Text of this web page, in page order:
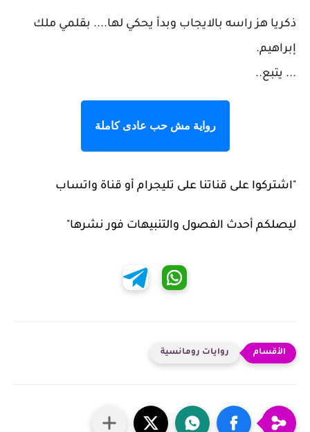
ذكريا هز راسه بالايجاب وبدأ يحكي لها.... بقلمي ملك
إبراهيم.
... يتبع..
رواية مش حب عادى كاملة
"اشتركوا على قناتنا على تليجرام أو قناة واتساب
ليصلكم أحدث الفصول والتنبيهات فور نشرها"
روايات رومانسية